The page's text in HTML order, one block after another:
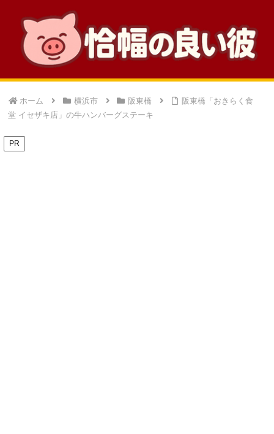
ホーム 横浜市 阪東橋
阪東橋「おきらく食
堂 イセザキ店」の牛ハンバーグステーキ
PR